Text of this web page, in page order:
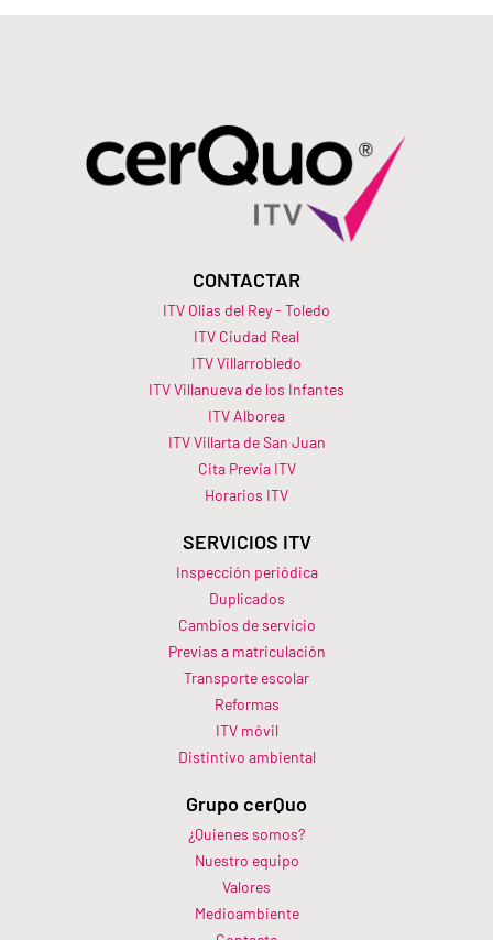
CONTACTAR
ITV Olias del Rey - Toledo
ITV Ciudad Real
ITV Villarrobledo
ITV Villanueva de los Infantes
ITV Alborea
ITV Villarta de San Juan
Cita Previa ITV
Horarios ITV​
SERVICIOS ITV
Inspección periódica
Duplicados
Cambios de servicio
Previas a matriculación
Transporte escolar
Reformas
ITV móvil
Distintivo ambiental
Grupo cerQuo
¿Quienes somos?
Nuestro equipo
Valores
Medioambiente